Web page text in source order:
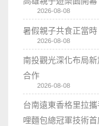
2026-08-08
暑假親子共食正當
2026-08-08
南投觀光深化布局
合作
2026-08-08
台南遠東香格里拉
哩麵包總冠軍技術